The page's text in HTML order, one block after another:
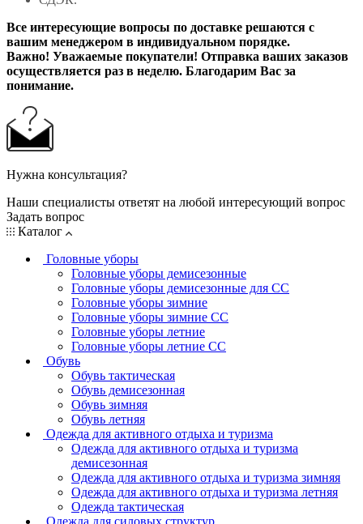
Все интересующие вопросы по доставке решаются с
вашим менеджером в индивидуальном порядке.
Важно! Уважаемые покупатели! Отправка ваших заказов
осуществляется раз в неделю. Благодарим Вас за
понимание.
Нужна консультация?
Наши специалисты ответят на любой интересующий вопрос
Задать вопрос
Каталог
Головные уборы
Головные уборы демисезонные
Головные уборы демисезонные для СС
Головные уборы зимние
Головные уборы зимние СС
Головные уборы летние
Головные уборы летние СС
Обувь
Обувь тактическая
Обувь демисезонная
Обувь зимняя
Обувь летняя
Одежда для активного отдыха и туризма
Одежда для активного отдыха и туризма
демисезонная
Одежда для активного отдыха и туризма зимняя
Одежда для активного отдыха и туризма летняя
Одежда тактическая